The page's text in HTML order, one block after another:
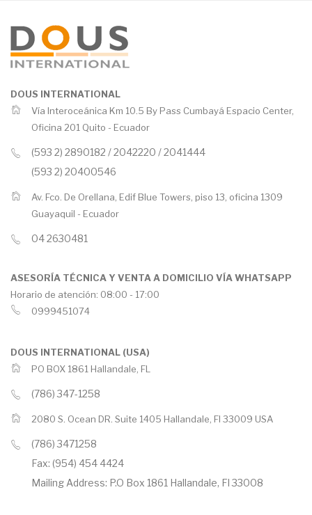
DOUS INTERNATIONAL
Vía Interoceánica Km 10.5 By Pass Cumbayá Espacio Center,
Oficina 201 Quito - Ecuador
(593 2) 2890182 / 2042220 / 2041444
(593 2) 20400546
Av. Fco. De Orellana, Edif Blue Towers, piso 13, oficina 1309
Guayaquil - Ecuador
04 2630481
ASESORÍA TÉCNICA Y VENTA A DOMICILIO VÍA WHATSAPP
Horario de atención: 08:00 - 17:00
0999451074
DOUS INTERNATIONAL (USA)
PO BOX 1861 Hallandale, FL
(786) 347-1258
2080 S. Ocean DR. Suite 1405 Hallandale, Fl 33009 USA
(786) 3471258
Fax: (954) 454 4424
Mailing Address: P.O Box 1861 Hallandale, Fl 33008